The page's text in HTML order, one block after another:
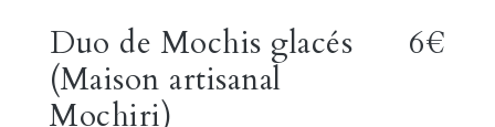
Duo de Mochis glacés
(Maison artisanal
Mochiri)
6€